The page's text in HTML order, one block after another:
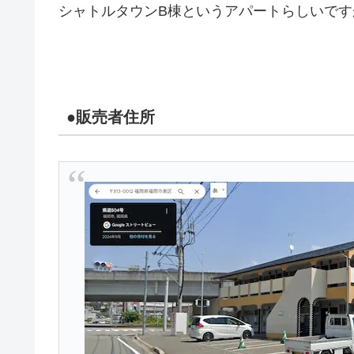
シャトルタウンB棟というアパートらしいで
●販売者住所